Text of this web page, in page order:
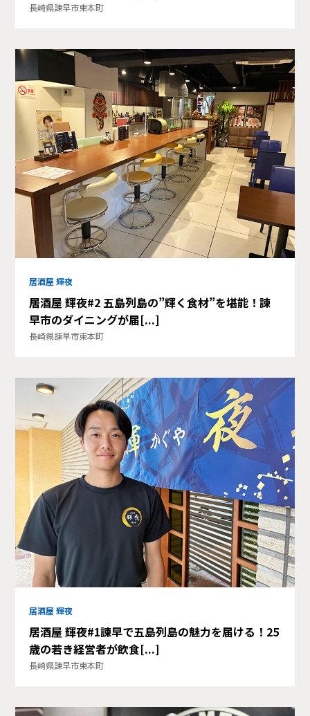
長崎県諫早市東本町
居酒屋 輝夜
居酒屋 輝夜#2 五島列島の”輝く食材”を堪能！諫
早市のダイニングが届[...]
長崎県諫早市東本町
居酒屋 輝夜
居酒屋 輝夜#1諫早で五島列島の魅力を届ける！25
歳の若き経営者が飲食[...]
長崎県諫早市東本町